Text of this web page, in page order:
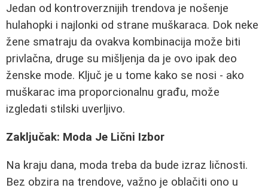
Jedan od kontroverznijih trendova je nošenje
hulahopki i najlonki od strane muškaraca. Dok neke
žene smatraju da ovakva kombinacija može biti
privlačna, druge su mišljenja da je ovo ipak deo
ženske mode. Ključ je u tome kako se nosi - ako
muškarac ima proporcionalnu građu, može
izgledati stilski uverljivo.
Zaključak: Moda Je Lični Izbor
Na kraju dana, moda treba da bude izraz ličnosti.
Bez obzira na trendove, važno je oblačiti ono u